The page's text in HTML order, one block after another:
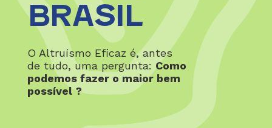
BRASIL
O Altruísmo Eficaz é, antes
de tudo, uma pergunta: Como
podemos fazer o maior bem
possível ?